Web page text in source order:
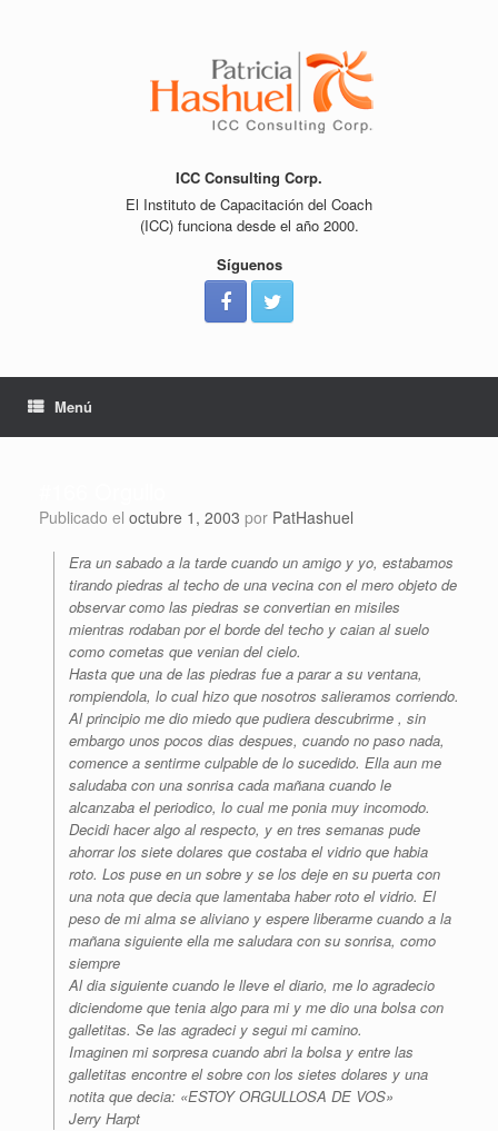
ICC Consulting Corp.
El Instituto de Capacitación del Coach
(ICC) funciona desde el año 2000.
Síguenos
Menú
Publicado el octubre 1, 2003 por PatHashuel
Era un sabado a la tarde cuando un amigo y yo, estabamos
tirando piedras al techo de una vecina con el mero objeto de
observar como las piedras se convertian en misiles
mientras rodaban por el borde del techo y caian al suelo
como cometas que venian del cielo.
Hasta que una de las piedras fue a parar a su ventana,
rompiendola, lo cual hizo que nosotros salieramos corriendo.
Al principio me dio miedo que pudiera descubrirme , sin
embargo unos pocos dias despues, cuando no paso nada,
comence a sentirme culpable de lo sucedido. Ella aun me
saludaba con una sonrisa cada mañana cuando le
alcanzaba el periodico, lo cual me ponia muy incomodo.
Decidi hacer algo al respecto, y en tres semanas pude
ahorrar los siete dolares que costaba el vidrio que habia
roto. Los puse en un sobre y se los deje en su puerta con
una nota que decia que lamentaba haber roto el vidrio. El
peso de mi alma se aliviano y espere liberarme cuando a la
mañana siguiente ella me saludara con su sonrisa, como
siempre
Al dia siguiente cuando le lleve el diario, me lo agradecio
diciendome que tenia algo para mi y me dio una bolsa con
galletitas. Se las agradeci y segui mi camino.
Imaginen mi sorpresa cuando abri la bolsa y entre las
galletitas encontre el sobre con los sietes dolares y una
notita que decia: «ESTOY ORGULLOSA DE VOS»
Jerry Harpt